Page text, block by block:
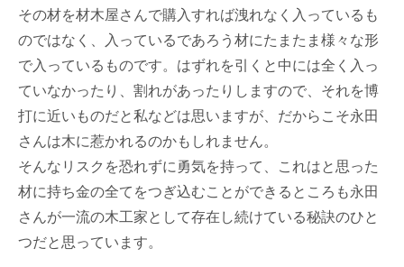
その材を材木屋さんで購入すれば洩れなく入っているも
のではなく、入っているであろう材にたまたま様々な形
で入っているものです。はずれを引くと中には全く入っ
ていなかったり、割れがあったりしますので、それを博
打に近いものだと私などは思いますが、だからこそ永田
さんは木に惹かれるのかもしれません。
そんなリスクを恐れずに勇気を持って、これはと思った
材に持ち金の全てをつぎ込むことができるところも永田
さんが一流の木工家として存在し続けている秘訣のひと
つだと思っています。